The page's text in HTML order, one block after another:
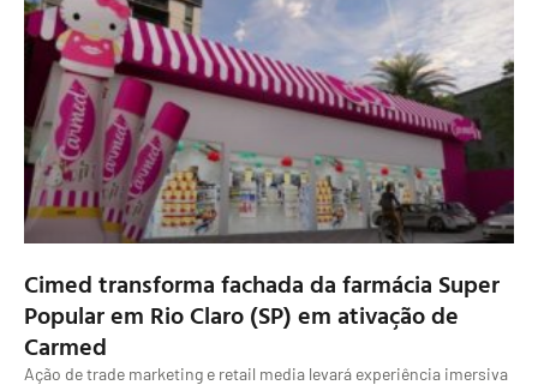
Cimed transforma fachada da farmácia Super
Popular em Rio Claro (SP) em ativação de
Carmed
Ação de trade marketing e retail media levará experiência imersiva